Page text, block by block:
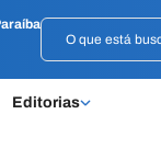
Editorias